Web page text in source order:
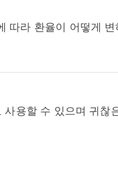
따라 환율이 어떻게
용할 수 있으며 귀찮